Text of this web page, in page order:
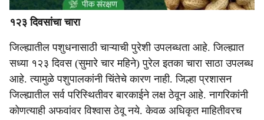
१२३ दिवसांचा चारा
जिल्ह्यातील पशुधनासाठी चाऱ्याची पुरेशी उपलब्धता आहे. जिल्ह्यात
सध्या १२३ दिवस (सुमारे चार महिने) पुरेल इतका चारा साठा उपलब्ध
आहे. त्यामुळे पशुपालकांनी चिंतेचे कारण नाही. जिल्हा प्रशासन
जिल्ह्यातील सर्व परिस्थितीवर बारकाईने लक्ष ठेवून आहे. नागरिकांनी
कोणत्याही अफवांवर विश्वास ठेवू नये. केवळ अधिकृत माहितीवरच